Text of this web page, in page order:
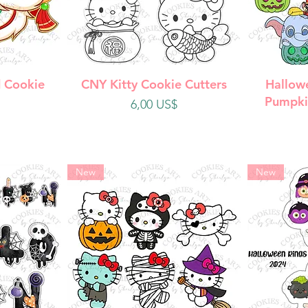
Cookie
Vista rápida
CNY Kitty Cookie Cutters
Precio
6,00 US$
New New